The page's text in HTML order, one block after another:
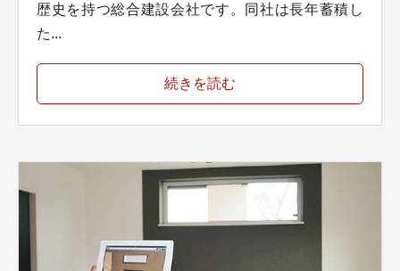
歴史を持つ総合建設会社です。同社は長年蓄積し
た...
続きを読む